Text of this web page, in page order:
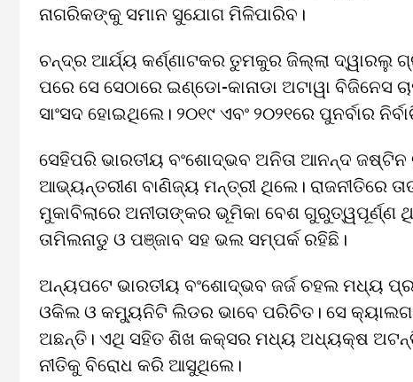
ନାଗରିକଙ୍କୁ ସମାନ ସୁଯୋଗ ମିଳିପାରିବ।
ଚନ୍ଦ୍ର ଆର୍ଯ୍ୟ କର୍ଣ୍ଣାଟକର ତୁମକୁର ଜିଲ୍ଲା ଦ୍ୱାରଲୁ
ପରେ ସେ ସେଠାରେ ଇଣ୍ଡୋ-କାନାଡା ଅଟାୱା
ସାଂସଦ ହୋଇଥିଲେ। ୨୦୧୯ ଏବଂ ୨୦୨୧ରେ ପୁନର୍ବାର
ସେହିପରି ଭାରତୀୟ ବଂଶୋଦ୍ଭବ ଅନିତା ଆନନ୍ଦ
ଆଭ୍ୟନ୍ତରୀଣ ବାଣିଜ୍ୟ ମନ୍ତ୍ରୀ ଥିଲେ। ରାଜନୀତିରେ
ମୁକାବିଲାରେ ଅନୀତାଙ୍କର ଭୂମିକା ବେଶ ଗୁରୁତ୍ୱପୂର୍ଣ୍ଣ
ତାମିଲନାଡୁ ଓ ପଞ୍ଜାବ ସହ ଭଲ ସମ୍ପର୍କ ରହିଛି।
ଅନ୍ୟପଟେ ଭାରତୀୟ ବଂଶୋଦ୍ଭବ ଜର୍ଜ ଚହଲ ମଧ୍ୟ
ଓକିଲ ଓ କମ୍ୟୁନିଟି ଲିଡର ଭାବେ ପରିଚିତ। ସେ
ଅଛନ୍ତି। ଏଥି ସହିତ ଶିଖ କକ୍ସର ମଧ୍ୟ ଅଧ୍ୟକ୍ଷ
ନୀତିକୁ ବିରୋଧ କରି ଆସୁଥିଲେ।